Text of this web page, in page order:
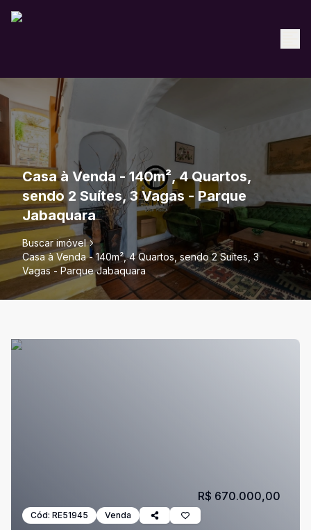
Casa à Venda - 140m², 4 Quartos,
sendo 2 Suítes, 3 Vagas - Parque
Jabaquara
Buscar imóvel
Casa à Venda - 140m², 4 Quartos, sendo 2 Suítes, 3
Vagas - Parque Jabaquara
Cód: RE51945 Venda
R$ 670.000,00